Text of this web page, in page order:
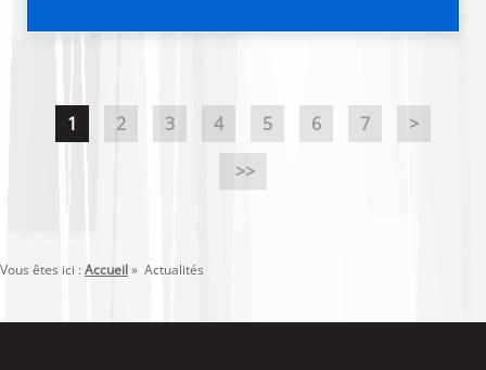
1 2 3 4 5 6 7
>
>>
Vous êtes ici : Accueil» Actualités